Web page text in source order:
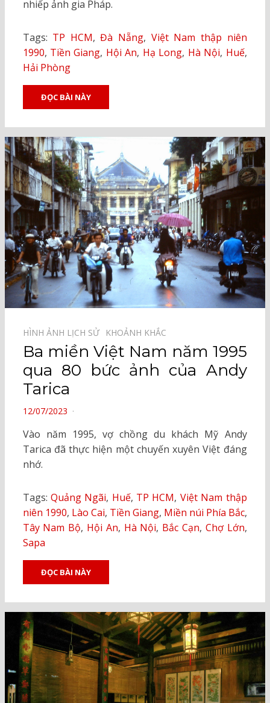
nhiếp ảnh gia Pháp.
Tags: TP HCM,Đà Nẵng, Việt Nam thập niên
1990, Tiền Giang, Hội An, Hạ Long, Hà Nội, Huế,
Hải Phòng
ĐỌC BÀI NÀY
HÌNH ẢNH LỊCH SỬ⠀ KHOẢNH KHẮC⠀
Ba miền Việt Nam năm 1995
qua 80 bức ảnh của Andy
Tarica
POSTED
12/07/2023
Vào năm 1995, vợ chồng du khách Mỹ Andy
Tarica đã thực hiện một chuyến xuyên Việt đáng
nhớ.
Tags: Quảng Ngãi, Huế, TP HCM, Việt Nam thập
niên 1990, Lào Cai, Tiền Giang, Miền núi Phía Bắc,
Tây Nam Bộ, Hội An, Hà Nội, Bắc Cạn, Chợ Lớn,
Sapa
ĐỌC BÀI NÀY